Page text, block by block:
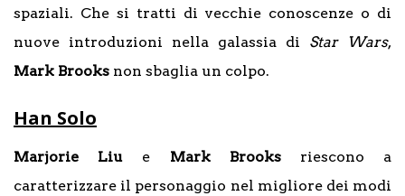
spaziali. Che si tratti di vecchie conoscenze o di
nuove introduzioni nella galassia di Star Wars,
Mark Brooks non sbaglia un colpo.
Han Solo
Marjorie Liu e Mark Brooksriescono a
caratterizzare il personaggio nel migliore dei modi